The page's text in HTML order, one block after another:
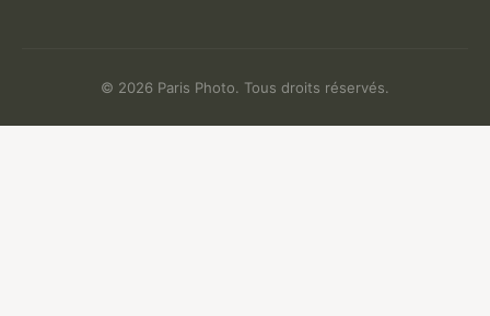
© 2026 Paris Photo. Tous droits réservés.